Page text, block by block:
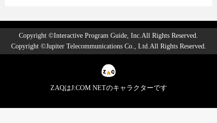
Copyright ©Interactive Program Guide, Inc.All Rights Reserved.
Copyright ©Jupiter Telecommunications Co., Ltd.All Rights Reserved.
ZAQはJ:COM NETのキャラクターです